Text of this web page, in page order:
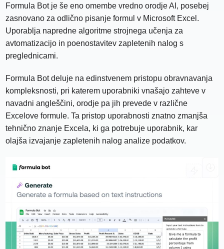
Formula Bot je še eno omembe vredno orodje AI, posebej
zasnovano za odlično pisanje formul v Microsoft Excel.
Uporablja napredne algoritme strojnega učenja za
avtomatizacijo in poenostavitev zapletenih nalog s
preglednicami.
Formula Bot deluje na edinstvenem pristopu obravnavanja
kompleksnosti, pri katerem uporabniki vnašajo zahteve v
navadni angleščini, orodje pa jih prevede v različne
Excelove formule. Ta pristop uporabnosti znatno zmanjša
tehnično znanje Excela, ki ga potrebuje uporabnik, kar
olajša izvajanje zapletenih nalog analize podatkov.